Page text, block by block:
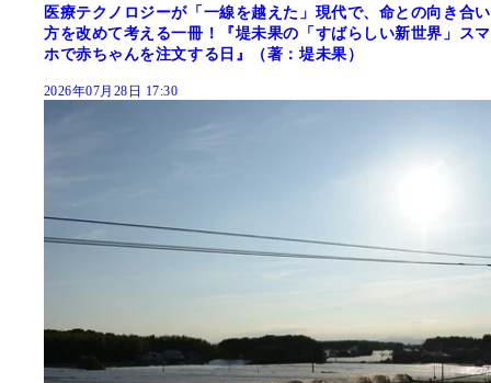
医療テクノロジーが「一線を越えた」現代で、命との向き合い
方を改めて考える一冊！『堤未果の「すばらしい新世界」スマ
ホで赤ちゃんを注文する日』（著：堤未果）
2026年07月28日 17:30